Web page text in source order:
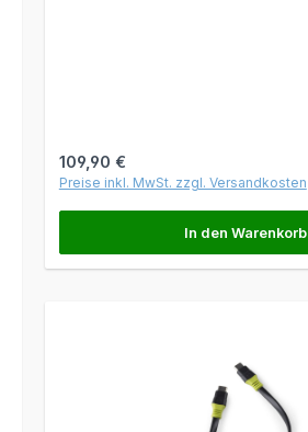
Regulärer Preis:
109,90 €
Preise inkl. MwSt. zzgl. Versandkosten
In den Warenkorb